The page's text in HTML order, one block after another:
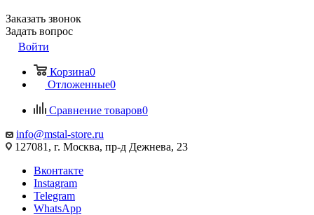
Заказать звонок
Задать вопрос
Войти
Корзина0
Отложенные0
Сравнение товаров0
info@mstal-store.ru
127081, г. Москва, пр-д Дежнева, 23
Вконтакте
Instagram
Telegram
WhatsApp